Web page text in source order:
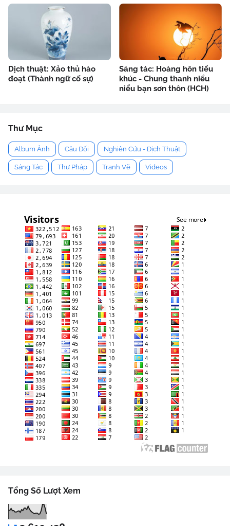
Dịch thuật: Xảo thủ hào
đoạt (Thành ngữ cố sự)
Sáng tác: Hoàng hôn tiểu
khúc - Chung thanh niểu
niểu bạn sơn thôn (HCH)
Thư Mục
Album Ảnh Câu Đối Nghiên Cứu - Dịch Thuật
Sáng Tác Thư Pháp Tranh Vẽ Videos
Tổng Số Lượt Xem